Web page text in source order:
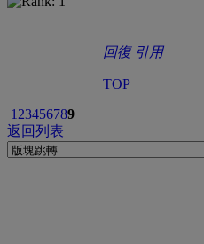
回復 引用
TOP
1 23456789
返回列表